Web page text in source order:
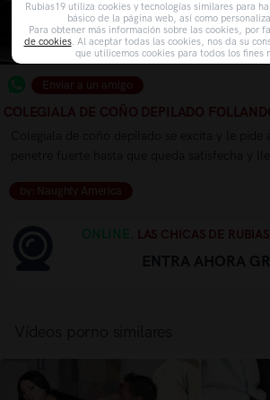
Enviar a un amigo
COLEGIALA DE COÑO DEPILADO
by: Naughty America
ONLINE. LAS CHICAS DE
Rubias19 utiliza cookies y tecnologías similares para
básico de la página web, así como
Para obtener más información sobre las cookies, por
de cookies. Al aceptar todas las cookies, nos da su
que utilicemos cookies para todos los fines